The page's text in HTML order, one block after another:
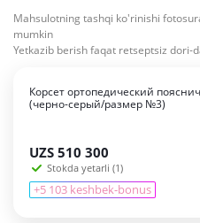
Mahsulotning tashqi ko'rinishi
mumkin
Yetkazib berish faqat retseptsiz
Корсет ортопедический
(черно-серый/размер №3)
UZS 510 300
Stokda yetarli (1)
+5 103 keshbek-bonus